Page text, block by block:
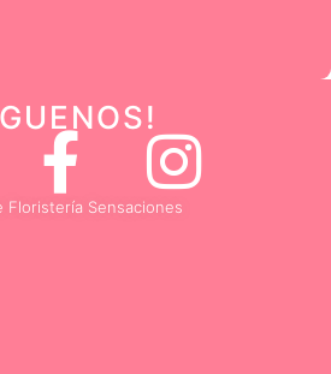
!
F
a
I
n
Floristería Sensaciones